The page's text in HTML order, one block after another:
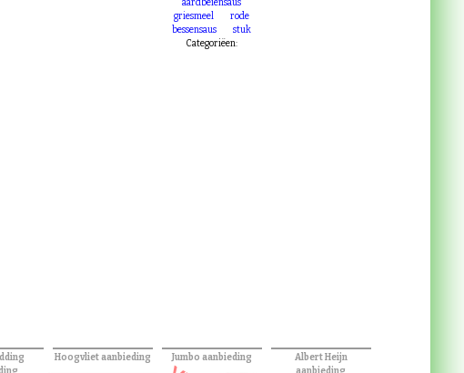
bak
vanillesmaak
aardbeiensaus
griesmeel
bessensaus